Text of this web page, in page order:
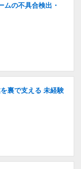
ムの不具合検出・
裏で支える 未経験